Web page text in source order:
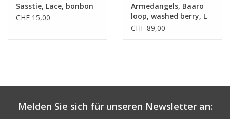
Sasstie, Lace, bonbon
CHF 15,00
Armedangels, Baaro
loop, washed berry, L
CHF 89,00
Melden Sie sich für unseren Newsletter an: